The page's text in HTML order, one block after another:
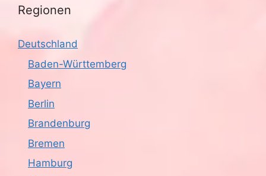
Regionen
Deutschland
Baden-Württemberg
Bayern
Berlin
Brandenburg
Bremen
Hamburg